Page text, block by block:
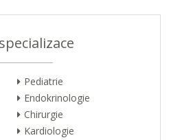
Pediatrie
Endokrinologie
Chirurgie
Kardiologie